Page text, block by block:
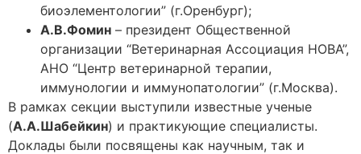
биоэлементологии” (г.Оренбург);
А.В.Фомин – президент Общественной
организации “Ветеринарная Ассоциация НОВА”,
АНО “Центр ветеринарной терапии,
иммунологии и иммунопатологии” (г.Москва).
В рамках секции выступили известные ученые
(А.А.Шабейкин) и практикующие специалисты.
Доклады были посвящены как научным, так и